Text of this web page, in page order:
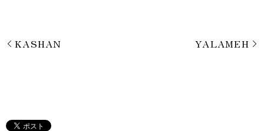
KASHAN YALAMEH